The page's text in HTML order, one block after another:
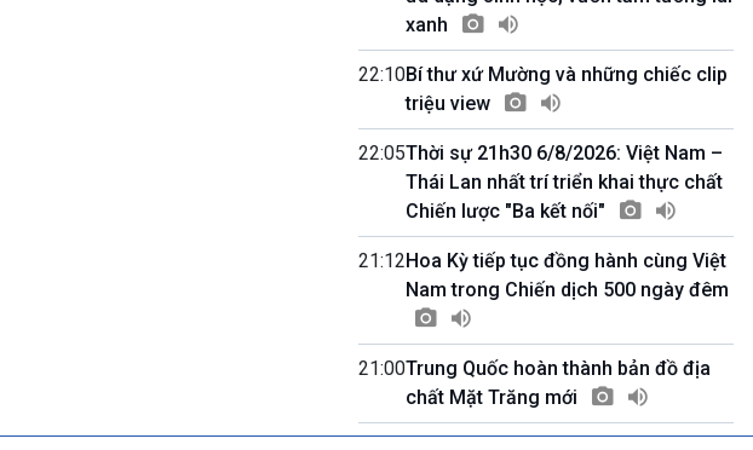
Bản tin thời sự
10h05-10h10
Quảng cáo
10h10-10h25
Dân tộc và phát triển
10h25-10h30
Quảng cáo
10h30-11h00
Vì an ninh Tổ quốc
11h00-11h05
Bản tin thể thao
11h05-11h10
Quảng cáo
Xã hội chuyển động
11h25-11h30
xanh
22:10Bí thư xứ Mường và những chiếc clip
triệu view
22:05Thời sự 21h30 6/8/2026: Việt Nam –
Thái Lan nhất trí triển khai thực chất
Chiến lược "Ba kết nối"
21:12Hoa Kỳ tiếp tục đồng hành cùng Việt
Nam trong Chiến dịch 500 ngày đêm
21:00Trung Quốc hoàn thành bản đồ địa
chất Mặt Trăng mới